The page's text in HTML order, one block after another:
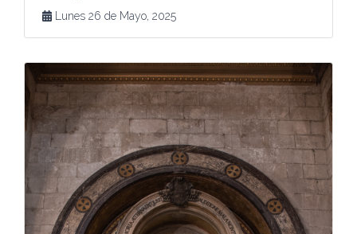
Lunes 26 de Mayo, 2025